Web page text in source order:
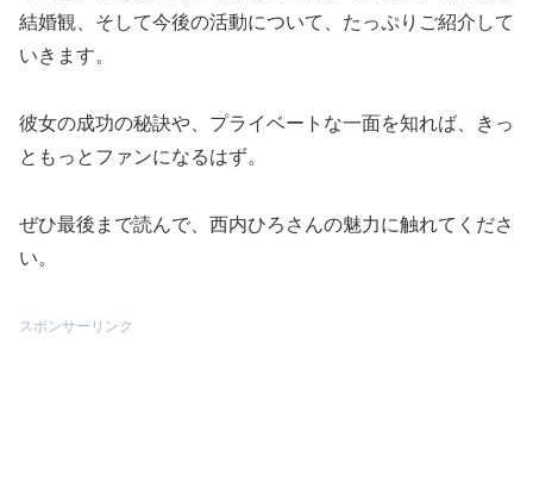
結婚観、そして今後の活動について、たっぷりご紹介して
いきます。
彼女の成功の秘訣や、プライベートな一面を知れば、きっ
ともっとファンになるはず。
ぜひ最後まで読んで、西内ひろさんの魅力に触れてくださ
い。
スポンサーリンク